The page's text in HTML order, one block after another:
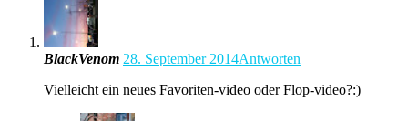
BlackVenom 28. September 2014Antworten
Vielleicht ein neues Favoriten-video oder Flop-video?:)